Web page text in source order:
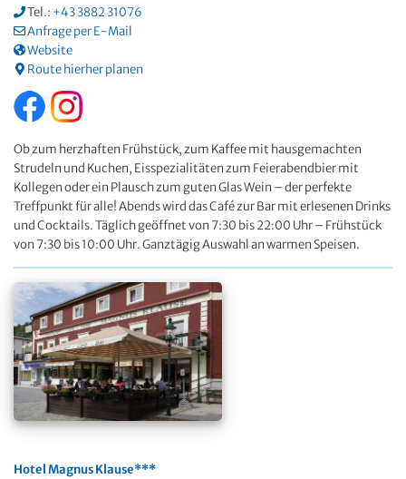
Tel.: +43 3882 31076
Anfrage per E-Mail
Website
Route hierher planen
Ob zum herzhaften Frühstück, zum Kaffee mit hausgemachten
Strudeln und Kuchen, Eisspezialitäten zum Feierabendbier mit
Kollegen oder ein Plausch zum guten Glas Wein – der perfekte
Treffpunkt für alle! Abends wird das Café zur Bar mit erlesenen Drinks
und Cocktails. Täglich geöffnet von 7:30 bis 22:00 Uhr – Frühstück
von 7:30 bis 10:00 Uhr. Ganztägig Auswahl an warmen Speisen.
Hotel Magnus Klause***